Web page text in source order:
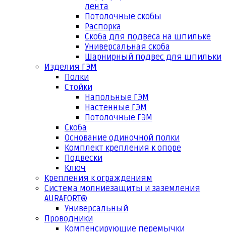
лента
Потолочные скобы
Распорка
Скоба для подвеса на шпильке
Универсальная скоба
Шарнирный подвес для шпильки
Изделия ГЭМ
Полки
Стойки
Напольные ГЭМ
Настенные ГЭМ
Потолочные ГЭМ
Скоба
Основание одиночной полки
Комплект крепления к опоре
Подвески
Ключ
Крепления к ограждениям
Система молниезащиты и заземления
AURAFORT®
Универсальный
Проводники
Компенсирующие перемычки